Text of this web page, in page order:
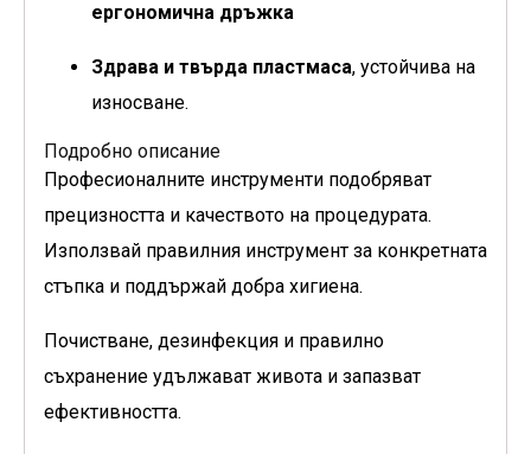
ергономична дръжка
Здрава и твърда пластмаса, устойчива на
износване.
Подробно описание
Професионалните инструменти подобряват
прецизността и качеството на процедурата.
Използвай правилния инструмент за конкретната
стъпка и поддържай добра хигиена.
Почистване, дезинфекция и правилно
съхранение удължават живота и запазват
ефективността.